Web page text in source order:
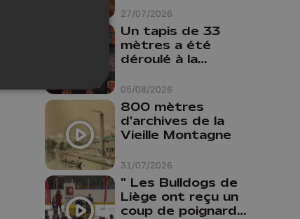
27/07/2026
province de Liège :
"Un citoyen qui
n'est formé ne
peut pas nous
aider"
05/08/2026
Un tapis de 33
mètres a été
déroulé à la
Liège
31/07/2026
800 mètres
d'archives de la
Vieille Montagne
" Les Bulldogs de
Liège ont reçu un
coup de poignard